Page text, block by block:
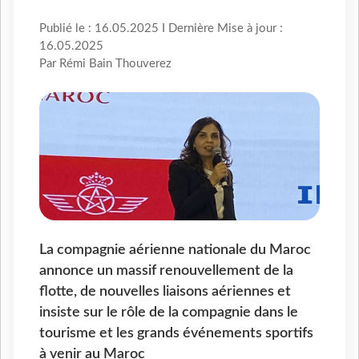
Publié le : 16.05.2025 I Dernière Mise à jour :
16.05.2025
Par Rémi Bain Thouverez
La compagnie aérienne nationale du Maroc
annonce un massif renouvellement de la
flotte, de nouvelles liaisons aériennes et
insiste sur le rôle de la compagnie dans le
tourisme et les grands événements sportifs
à venir au Maroc